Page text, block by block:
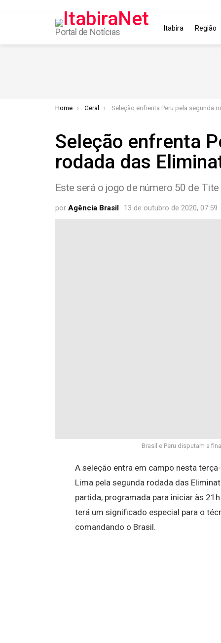
Portal de Notícias Itabira Região
You are here:
Home Geral Seleção enfrenta Peru pela segunda rodada das
Seleção enfrenta
rodada das
Este será o jogo de número 50 de
por Agência Brasil 13 de outubro de 2020, 07:59
Brasil e Peru disputam a
A seleção entra em campo nesta
Lima pela segunda rodada das
partida, programada para iniciar às
terá um significado especial para o
comandando o Brasil.